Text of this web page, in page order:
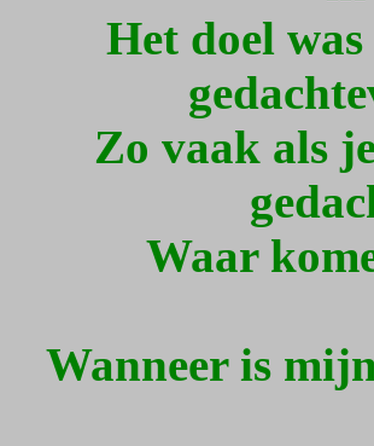
Het doel
Zo vaak als
Waar
Wanneer is